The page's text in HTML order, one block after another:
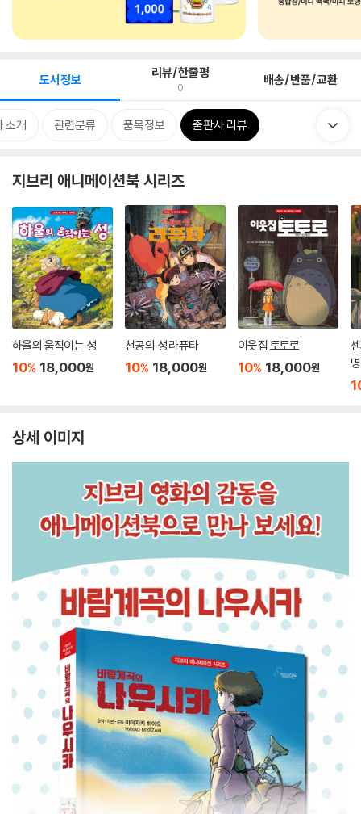
도서정보 리뷰/한줄평
0 배송/반품/교환
소개 관련분류 품목정보 출판사 리뷰
지브리 애니메이션북 시리즈
하울의 움직이는 성
10% 18,000원
천공의 성 라퓨타
10% 18,000원
이웃집 토토로
10% 18,000원
명
상세 이미지